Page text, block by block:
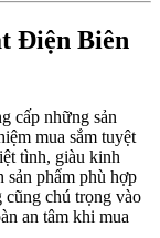
Điện Biên
cấp những sản
mua sắm tuyệt
tình, giàu kinh
sản phẩm phù hợp
cũng chú trọng vào
an tâm khi mua